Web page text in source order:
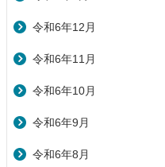
令和6年12月
令和6年11月
令和6年10月
令和6年9月
令和6年8月